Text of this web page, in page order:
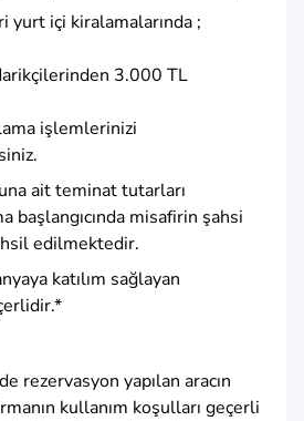
yurt içi kiralamalarında ;
3.000 TL
işlemlerinizi
ait teminat tutarları
başlangıcında misafirin şahsi
edilmektedir.
katılım sağlayan
rezervasyon yapılan aracın
kullanım koşulları geçerli